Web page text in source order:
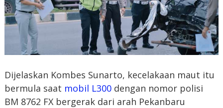
Dijelaskan Kombes Sunarto, kecelakaan maut itu
bermula saat mobil L300dengan nomor polisi
BM 8762 FX bergerak dari arah Pekanbaru